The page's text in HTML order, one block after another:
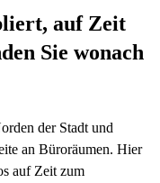
auf Zeit
Sie wonach
der Stadt und
an Büroräumen. Hier
auf Zeit zum